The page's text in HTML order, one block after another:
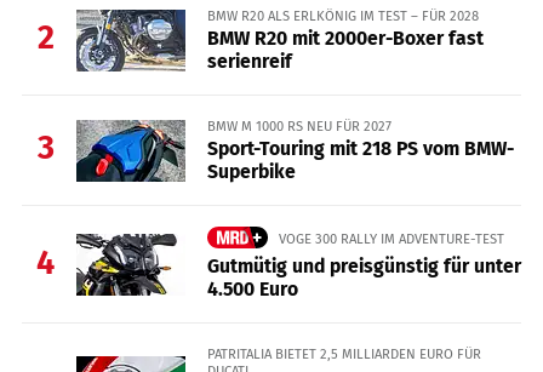
2
BMW R20 ALS ERLKÖNIG IM TEST – FÜR 2028
BMW R20 mit 2000er-Boxer fast
serienreif
3
BMW M 1000 RS NEU FÜR 2027
Sport-Touring mit 218 PS vom BMW-
Superbike
4
VOGE 300 RALLY IM ADVENTURE-TEST
Gutmütig und preisgünstig für unter
4.500 Euro
PATRITALIA BIETET 2,5 MILLIARDEN EURO FÜR